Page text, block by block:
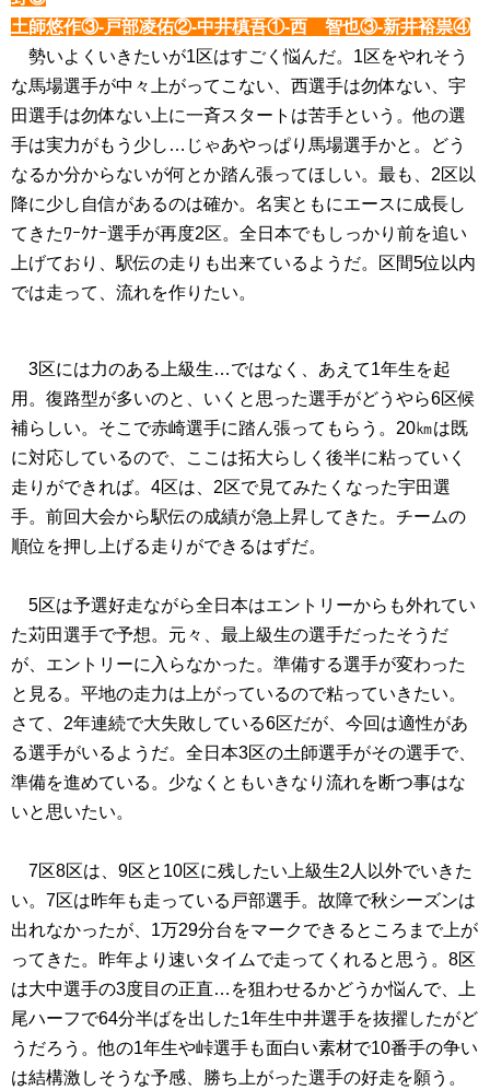
土師悠作③-戸部凌佑②-中井槙吾①-西 智也③-新井裕祟④
勢いよくいきたいが1区はすごく悩んだ。1区をやれそう
な馬場選手が中々上がってこない、西選手は勿体ない、宇
田選手は勿体ない上に一斉スタートは苦手という。他の選
手は実力がもう少し…じゃあやっぱり馬場選手かと。どう
なるか分からないが何とか踏ん張ってほしい。最も、2区以
降に少し自信があるのは確か。名実ともにエースに成長し
てきたﾜｰｸﾅｰ選手が再度2区。全日本でもしっかり前を追い
上げており、駅伝の走りも出来ているようだ。区間5位以内
では走って、流れを作りたい。
3区には力のある上級生…ではなく、あえて1年生を起
用。復路型が多いのと、いくと思った選手がどうやら6区候
補らしい。そこで赤崎選手に踏ん張ってもらう。20㎞は既
に対応しているので、ここは拓大らしく後半に粘っていく
走りができれば。4区は、2区で見てみたくなった宇田選
手。前回大会から駅伝の成績が急上昇してきた。チームの
順位を押し上げる走りができるはずだ。
5区は予選好走ながら全日本はエントリーからも外れてい
た苅田選手で予想。元々、最上級生の選手だったそうだ
が、エントリーに入らなかった。準備する選手が変わった
と見る。平地の走力は上がっているので粘っていきたい。
さて、2年連続で大失敗している6区だが、今回は適性があ
る選手がいるようだ。全日本3区の土師選手がその選手で、
準備を進めている。少なくともいきなり流れを断つ事はな
いと思いたい。
7区8区は、9区と10区に残したい上級生2人以外でいきた
い。7区は昨年も走っている戸部選手。故障で秋シーズンは
出れなかったが、1万29分台をマークできるところまで上が
ってきた。昨年より速いタイムで走ってくれると思う。8区
は大中選手の3度目の正直…を狙わせるかどうか悩んで、上
尾ハーフで64分半ばを出した1年生中井選手を抜擢したがど
うだろう。他の1年生や峠選手も面白い素材で10番手の争い
は結構激しそうな予感、勝ち上がった選手の好走を願う。